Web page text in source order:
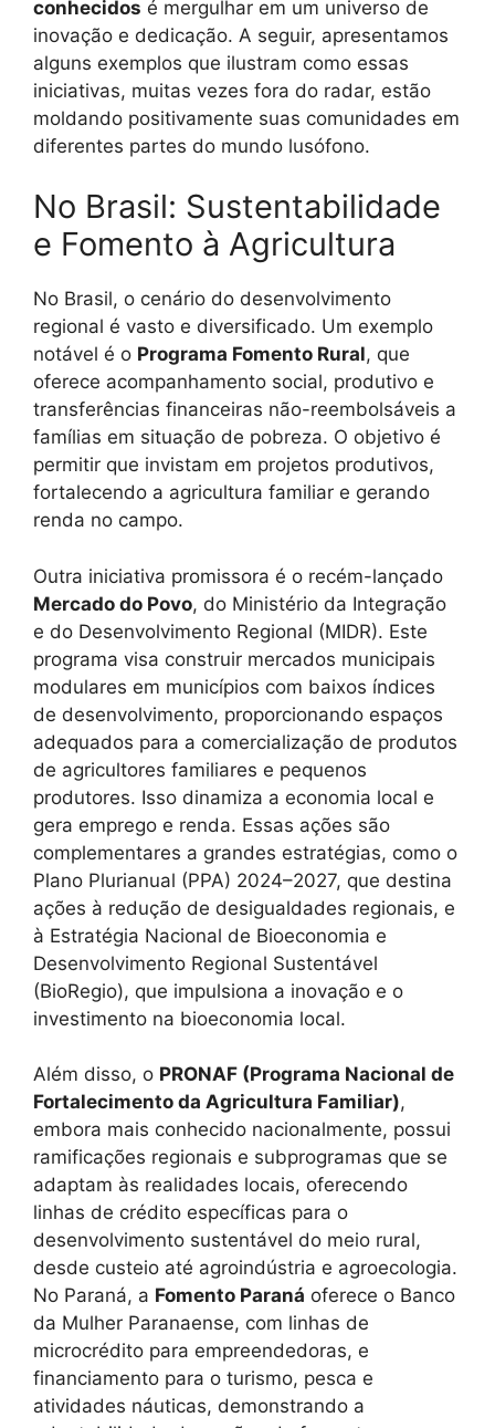
conhecidos é mergulhar em um universo de
inovação e dedicação. A seguir, apresentamos
alguns exemplos que ilustram como essas
iniciativas, muitas vezes fora do radar, estão
moldando positivamente suas comunidades em
diferentes partes do mundo lusófono.
No Brasil: Sustentabilidade
e Fomento à Agricultura
No Brasil, o cenário do desenvolvimento
regional é vasto e diversificado. Um exemplo
notável é o Programa Fomento Rural, que
oferece acompanhamento social, produtivo e
transferências financeiras não-reembolsáveis a
famílias em situação de pobreza. O objetivo é
permitir que invistam em projetos produtivos,
fortalecendo a agricultura familiar e gerando
renda no campo.
Outra iniciativa promissora é o recém-lançado
Mercado do Povo, do Ministério da Integração
e do Desenvolvimento Regional (MIDR). Este
programa visa construir mercados municipais
modulares em municípios com baixos índices
de desenvolvimento, proporcionando espaços
adequados para a comercialização de produtos
de agricultores familiares e pequenos
produtores. Isso dinamiza a economia local e
gera emprego e renda. Essas ações são
complementares a grandes estratégias, como o
Plano Plurianual (PPA) 2024–2027, que destina
ações à redução de desigualdades regionais, e
à Estratégia Nacional de Bioeconomia e
Desenvolvimento Regional Sustentável
(BioRegio), que impulsiona a inovação e o
investimento na bioeconomia local.
Além disso, o PRONAF (Programa Nacional de
Fortalecimento da Agricultura Familiar),
embora mais conhecido nacionalmente, possui
ramificações regionais e subprogramas que se
adaptam às realidades locais, oferecendo
linhas de crédito específicas para o
desenvolvimento sustentável do meio rural,
desde custeio até agroindústria e agroecologia.
No Paraná, a Fomento Paraná oferece o Banco
da Mulher Paranaense, com linhas de
microcrédito para empreendedoras, e
financiamento para o turismo, pesca e
atividades náuticas, demonstrando a